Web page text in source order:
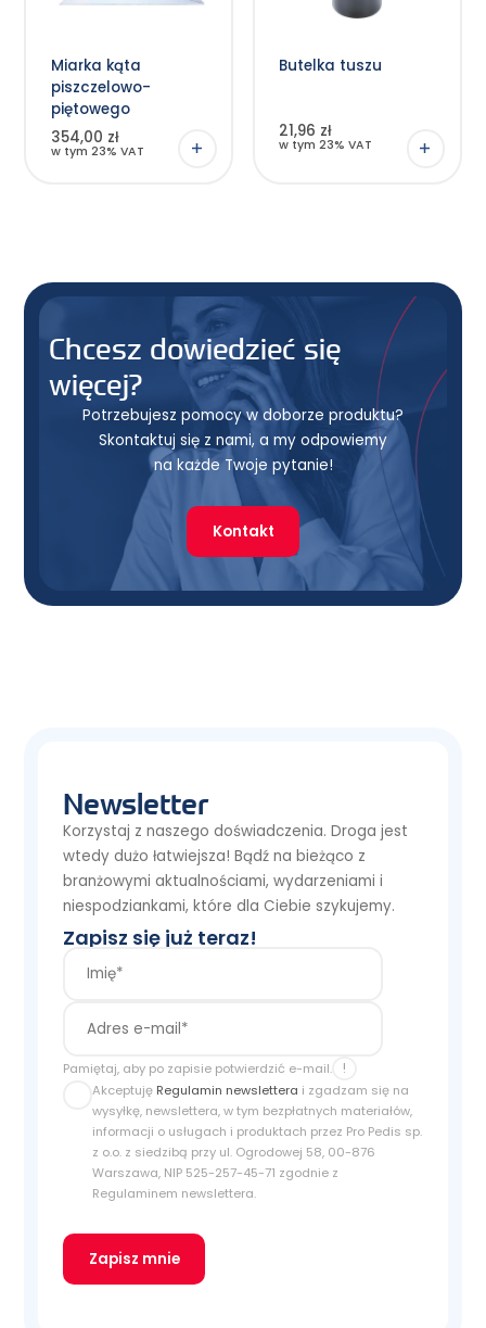
Miarka kąta
piszczelowo-
piętowego
354,00 zł
w tym 23% VAT
Butelka tuszu
21,96 zł
w tym 23% VAT
Chcesz dowiedzieć się
więcej?
Potrzebujesz pomocy w doborze produktu?
Skontaktuj się z nami, a my odpowiemy
na każde Twoje pytanie!
Kontakt
Newsletter
Korzystaj z naszego doświadczenia. Droga jest
wtedy dużo łatwiejsza! Bądź na bieżąco z
branżowymi aktualnościami, wydarzeniami i
niespodziankami, które dla Ciebie szykujemy.
Zapisz się już teraz!
Pamiętaj, aby po zapisie potwierdzić e-mail. !
Akceptuję Regulamin newslettera i zgadzam się na
wysyłkę, newslettera, w tym bezpłatnych materiałów,
informacji o usługach i produktach przez Pro Pedis sp.
z o.o. z siedzibą przy ul. Ogrodowej 58, 00-876
Warszawa, NIP 525-257-45-71 zgodnie z
Regulaminem newslettera.
Zapisz mnie